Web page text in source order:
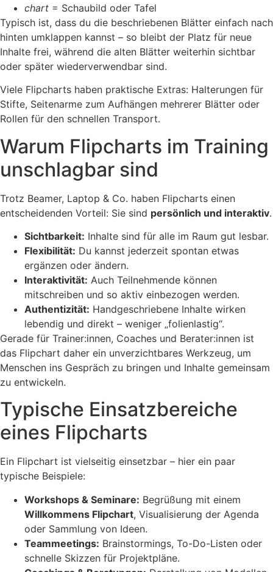
chart = Schaubild oder Tafel
Typisch ist, dass du die beschriebenen Blätter einfach nach
hinten umklappen kannst – so bleibt der Platz für neue
Inhalte frei, während die alten Blätter weiterhin sichtbar
oder später wiederverwendbar sind.
Viele Flipcharts haben praktische Extras: Halterungen für
Stifte, Seitenarme zum Aufhängen mehrerer Blätter oder
Rollen für den schnellen Transport.
Warum Flipcharts im Training
unschlagbar sind
Trotz Beamer, Laptop & Co. haben Flipcharts einen
entscheidenden Vorteil: Sie sind persönlich und interaktiv.
Sichtbarkeit: Inhalte sind für alle im Raum gut lesbar.
Flexibilität: Du kannst jederzeit spontan etwas
ergänzen oder ändern.
Interaktivität: Auch Teilnehmende können
mitschreiben und so aktiv einbezogen werden.
Authentizität: Handgeschriebene Inhalte wirken
lebendig und direkt – weniger „folienlastig“.
Gerade für Trainer:innen, Coaches und Berater:innen ist
das Flipchart daher ein unverzichtbares Werkzeug, um
Menschen ins Gespräch zu bringen und Inhalte gemeinsam
zu entwickeln.
Typische Einsatzbereiche
eines Flipcharts
Ein Flipchart ist vielseitig einsetzbar – hier ein paar
typische Beispiele:
Workshops & Seminare: Begrüßung mit einem
Willkommens Flipchart, Visualisierung der Agenda
oder Sammlung von Ideen.
Teammeetings: Brainstormings, To-Do-Listen oder
schnelle Skizzen für Projektpläne.